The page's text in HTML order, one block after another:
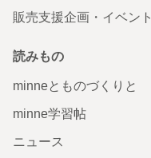
販売支援企画・イベント
読みもの
minneとものづくりと
minne学習帖
ニュース